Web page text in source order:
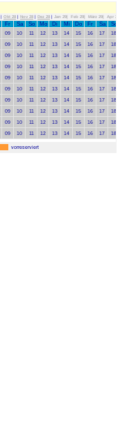
| Okt 28 | Nov 28 | Dez 28 | Jan 29| Feb 29| März 29| Apr 29|
Fr Sa So Mo Di Mi Do Fr Sa
So
09 10 11 12 13 14 15 16 17
18
09 10 11 12 13 14 15 16 17
18
09 10 11 12 13 14 15 16 17
18
09 10 11 12 13 14 15 16 17
18
09 10 11 12 13 14 15 16 17
18
09 10 11 12 13 14 15 16 17
18
09 10 11 12 13 14 15 16 17
18
09 10 11 12 13 14 15 16 17
18
09 10 11 12 13 14 15 16 17
18
09 10 11 12 13 14 15 16 17 18
vorreserviert